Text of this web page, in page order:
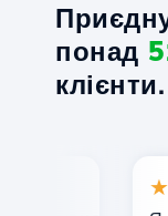
понад
клієнти.